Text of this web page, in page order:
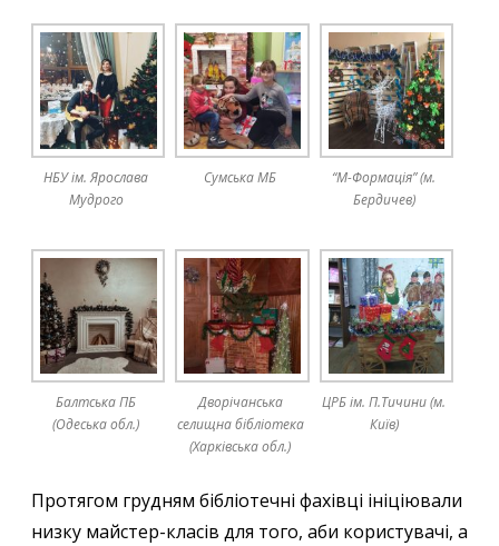
НБУ ім. Ярослава
Мудрого
Сумська МБ
“М-Формація” (м.
Бердичев)
Балтська ПБ
(Одеська обл.)
Дворічанська
селищна бібліотека
(Харківська обл.)
ЦРБ ім. П.Тичини (м.
Київ)
Протягом грудням бібліотечні фахівці ініціювали
низку майстер-класів для того, аби користувачі, а